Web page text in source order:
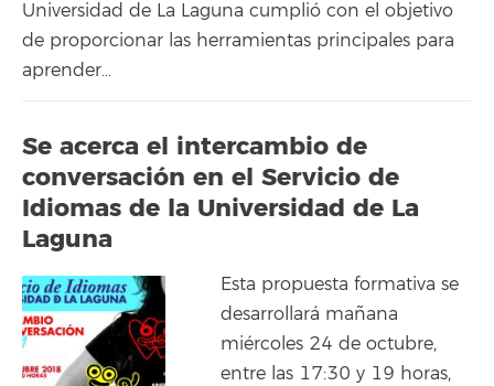
Universidad de La Laguna cumplió con el objetivo
de proporcionar las herramientas principales para
aprender…
Se acerca el intercambio de
conversación en el Servicio de
Idiomas de la Universidad de La
Laguna
Esta propuesta formativa se
desarrollará mañana
miércoles 24 de octubre,
entre las 17:30 y 19 horas,